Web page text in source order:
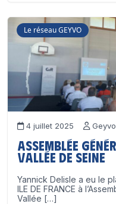
Le réseau GEYVO
4 juillet 2025 Geyvo
Assemblée
Vallée de Seine
Yannick Delisle a eu le
ILE DE FRANCE à
Vallée […]